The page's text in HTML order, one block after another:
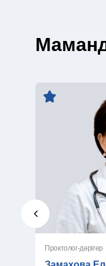
Проктолог-дәрігер